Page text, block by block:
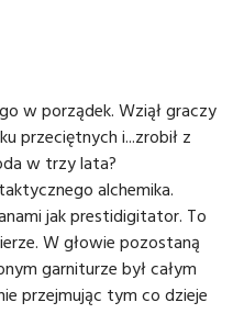
w porządek. Wziął graczy
przeciętnych i...zrobił z
w trzy lata?
alchemika.
jak prestidigitator. To
W głowie pozostaną
garniturze był całym
przejmując tym co dzieje